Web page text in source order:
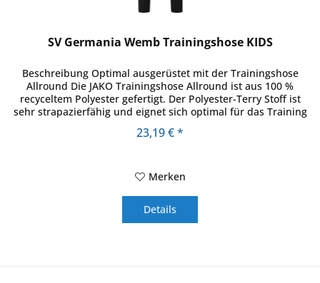
SV Germania Wemb Trainingshose KIDS
Beschreibung Optimal ausgerüstet mit der Trainingshose
Allround Die JAKO Trainingshose Allround ist aus 100 %
recyceltem Polyester gefertigt. Der Polyester-Terry Stoff ist
sehr strapazierfähig und eignet sich optimal für das Training
23,19 € *
Merken
Details